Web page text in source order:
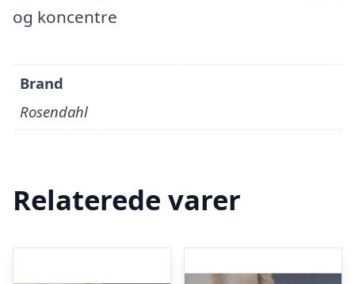
og koncentre
Brand
Rosendahl
Relaterede varer